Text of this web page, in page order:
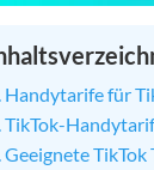
Handytarife für
TikTok-
Geeignete